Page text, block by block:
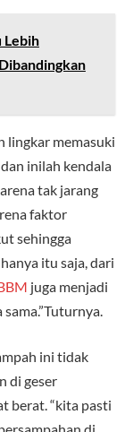
Lebih
lingkar memasuki
inilah kendala
tak jarang
faktor
sehingga
itu saja, dari
juga menjadi
ini tidak
di geser
berat. “kita pasti